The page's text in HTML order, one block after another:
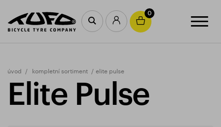
0
úvod kompletní sortiment elite pulse
Elite Pulse